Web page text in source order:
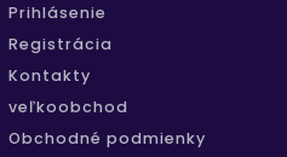
Prihlásenie
Registrácia
Kontakty
veľkoobchod
Obchodné podmienky